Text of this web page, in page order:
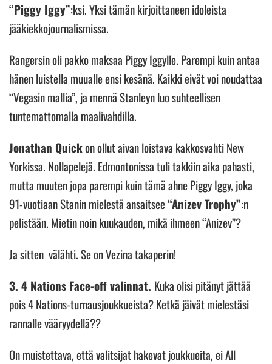
“Piggy Iggy”:ksi. Yksi tämän kirjoittaneen idoleista
jääkiekkojournalismissa.
Rangersin oli pakko maksaa Piggy Iggylle. Parempi kuin antaa
hänen luistella muualle ensi kesänä. Kaikki eivät voi noudattaa
“Vegasin mallia”, ja mennä Stanleyn luo suhteellisen
tuntemattomalla maalivahdilla.
Jonathan Quickon ollut aivan loistava kakkosvahti New
Yorkissa. Nollapelejä. Edmontonissa tuli takkiin aika pahasti,
mutta muuten jopa parempi kuin tämä ahne Piggy Iggy, joka
91-vuotiaan Stanin mielestä ansaitsee“Anizev Trophy”:n
pelistään. Mietin noin kuukauden, mikä ihmeen “Anizev”?
Ja sitten välähti. Se on Vezina takaperin!
3. 4 Nations Face-off valinnat. Kuka olisi pitänyt jättää
pois 4 Nations-turnausjoukkueista? Ketkä jäivät mielestäsi
rannalle vääryydellä??
On muistettava, että valitsijat hakevat joukkueita, ei All